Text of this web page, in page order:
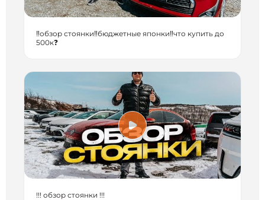
‼️обзор стоянки‼️бюджетные японки‼️что купить до
500к❓
!!! обзор стоянки !!!